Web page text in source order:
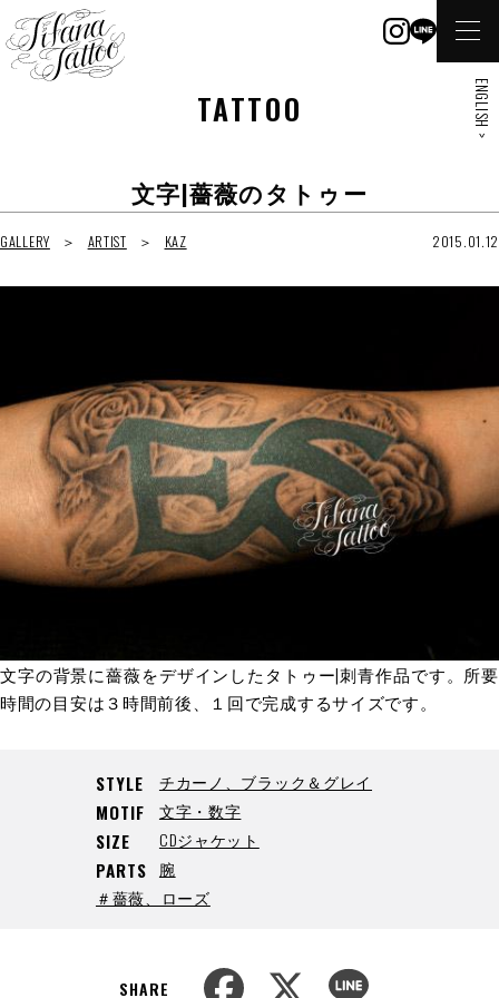
TATTOO
文字|薔薇のタトゥー
GALLERY ARTIST KAZ 2015.01.12
文字の背景に薔薇をデザインしたタトゥー|刺青作品です。所要
時間の目安は３時間前後、１回で完成するサイズです。
STYLE チカーノ、ブラック＆グレイ
MOTIF 文字・数字
SIZE CDジャケット
PARTS
腕
＃薔薇、ローズ
SHARE
ENGLISH >